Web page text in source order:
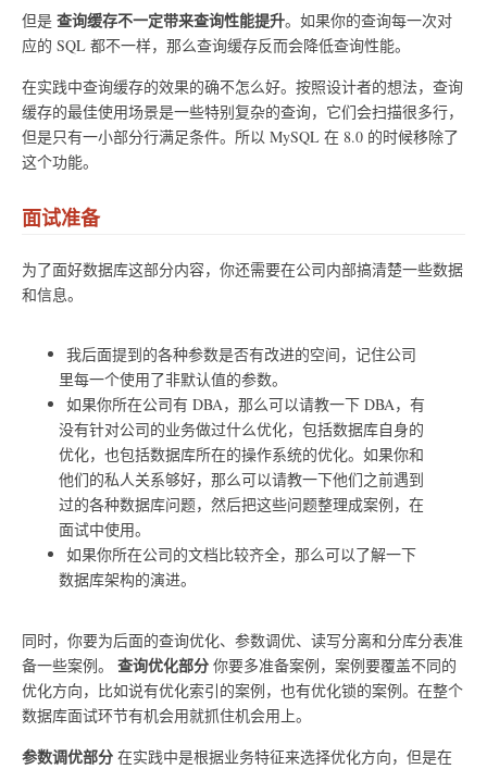
但是 查询缓存不一定带来查询性能提升。如果你的查询每一次对
应的 SQL 都不一样，那么查询缓存反而会降低查询性能。
在实践中查询缓存的效果的确不怎么好。按照设计者的想法，查询
缓存的最佳使用场景是一些特别复杂的查询，它们会扫描很多行，
但是只有一小部分行满足条件。所以 MySQL 在 8.0 的时候移除了
这个功能。
面试准备
为了面好数据库这部分内容，你还需要在公司内部搞清楚一些数据
和信息。
我后面提到的各种参数是否有改进的空间，记住公司
里每一个使用了非默认值的参数。
如果你所在公司有 DBA，那么可以请教一下 DBA，有
没有针对公司的业务做过什么优化，包括数据库自身的
优化，也包括数据库所在的操作系统的优化。如果你和
他们的私人关系够好，那么可以请教一下他们之前遇到
过的各种数据库问题，然后把这些问题整理成案例，在
面试中使用。
如果你所在公司的文档比较齐全，那么可以了解一下
数据库架构的演进。
同时，你要为后面的查询优化、参数调优、读写分离和分库分表准
备一些案例。 查询优化部分 你要多准备案例，案例要覆盖不同的
优化方向，比如说有优化索引的案例，也有优化锁的案例。在整个
数据库面试环节有机会用就抓住机会用上。
参数调优部分 在实践中是根据业务特征来选择优化方向，但是在